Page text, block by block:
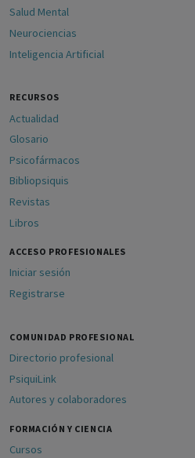
Salud Mental
Neurociencias
Inteligencia Artificial
RECURSOS
Actualidad
Glosario
Psicofármacos
Bibliopsiquis
Revistas
Libros
ACCESO PROFESIONALES
Iniciar sesión
Registrarse
COMUNIDAD PROFESIONAL
Directorio profesional
PsiquiLink
Autores y colaboradores
FORMACIÓN Y CIENCIA
Cursos